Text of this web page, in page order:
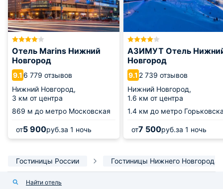
Отель Marins Нижний
Новгород
9.1 6 779 отзывов
Нижний Новгород,
3 км от центра
869 м до метро Московская
от5 900руб.за 1 ночь
АЗИМУТ Отель
Новгород
9.1 2 739 отзывов
Нижний Новгород,
1.6 км от центра
1.4 км до метро
от7 500руб.за 1 ночь
Гостиницы России Гостиницы Нижнего Новгорода
Найти отель